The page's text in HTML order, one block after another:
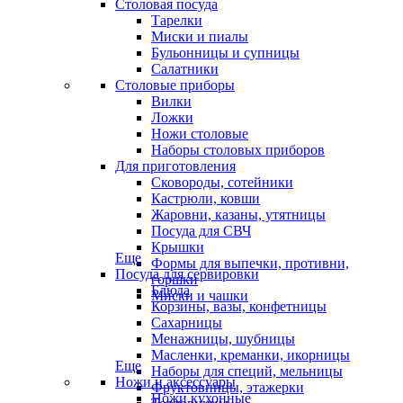
Столовая посуда
Тарелки
Миски и пиалы
Бульонницы и супницы
Салатники
Столовые приборы
Вилки
Ложки
Ножи столовые
Наборы столовых приборов
Для приготовления
Сковороды, сотейники
Кастрюли, ковши
Жаровни, казаны, утятницы
Посуда для СВЧ
Крышки
Формы для выпечки, противни,
горшки
Миски и чашки
Еще
Посуда для сервировки
Блюда
Корзины, вазы, конфетницы
Сахарницы
Менажницы, шубницы
Масленки, креманки, икорницы
Наборы для специй, мельницы
Фруктовницы, этажерки
Еще
Ножи и аксессуары
Ножи кухонные